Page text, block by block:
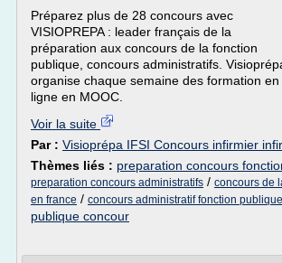
Préparez plus de 28 concours avec
VISIOPREPA : leader français de la
préparation aux concours de la fonction
publique, concours administratifs.
organise chaque semaine des formation en
ligne en MOOC.
Voir la suite
Par : Visioprépa IFSI Concours infirmier
Thèmes liés : preparation concours
preparation concours administratifs / concours de
en france / concours administratif fonction publique
publique concour